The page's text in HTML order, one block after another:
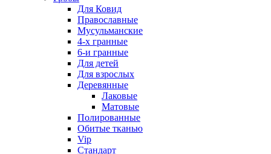
Для Ковид
Православные
Мусульманские
4-х гранные
6-и гранные
Для детей
Для взрослых
Деревянные
Лаковые
Матовые
Полированные
Обитые тканью
Vip
Стандарт